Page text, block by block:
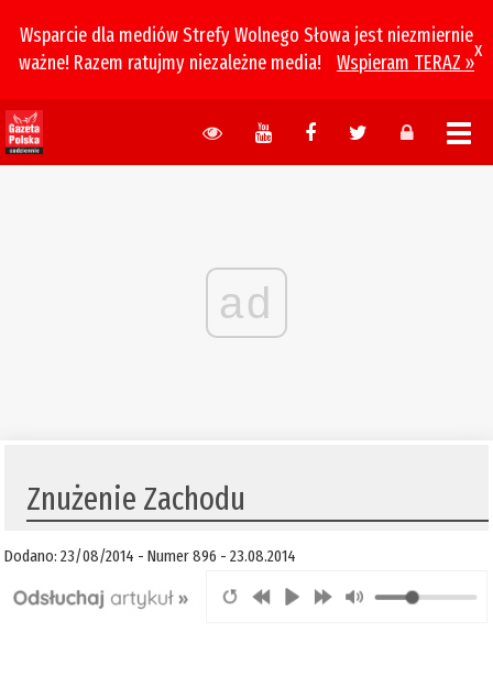
Wsparcie dla mediów Strefy Wolnego Słowa jest niezmiernie
ważne! Razem ratujmy niezależne media!
Wspieram TERAZ »
x
ad
Znużenie Zachodu
Dodano: 23/08/2014 - Numer 896 - 23.08.2014